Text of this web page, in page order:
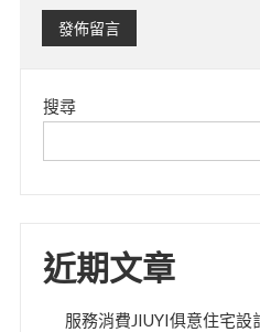
搜尋
近期文章
服務消費JIUYI俱意住宅